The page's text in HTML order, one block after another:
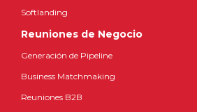
Softlanding
Reuniones de Negocio
Generación de Pipeline
Business Matchmaking
Reuniones B2B